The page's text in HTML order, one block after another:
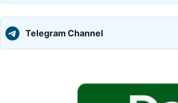
Telegram Channel